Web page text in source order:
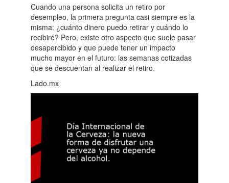
Cuando una persona solicita un retiro por
desempleo, la primera pregunta casi siempre es la
misma: ¿cuánto dinero puedo retirar y cuándo lo
recibiré? Pero, existe otro aspecto que suele pasar
desapercibido y que puede tener un impacto
mucho mayor en el futuro: las semanas cotizadas
que se descuentan al realizar el retiro.
Lado.mx